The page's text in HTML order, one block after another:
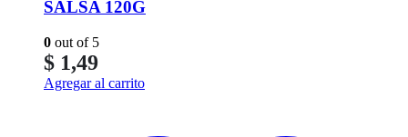
SALSA 120G
0 out of 5
$ 1,49
Agregar al carrito